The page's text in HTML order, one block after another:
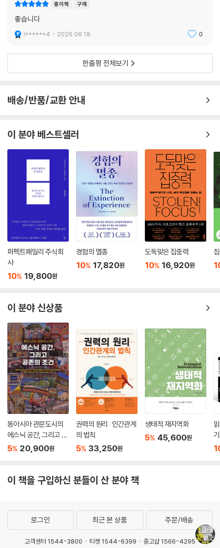
종이책 구매
좋습니다
l******4 2026.06.18. 0
한줄평 전체보기
배송/반품/교환 안내
이 분야 베스트셀러
퍼펙트패밀리 주식회
사
10% 19,800원
경험의 멸종
10% 17,820원
도둑맞은 집중력
10% 16,920원
이 분야 신상품
동아시아 관문도시의
에스닉 공간, 그리고 공
존의 조건
5% 20,900원
권력의 원리 : 인간관계
의 법칙
5% 33,250원
생태적 재지역화
5% 45,600원
이 책을 구입하신 분들이 산 분야 책
로그인 최근 본 상품 주문/배송
고객센터 1544-3800 티켓 1544-6399
중고샵 1566-4295